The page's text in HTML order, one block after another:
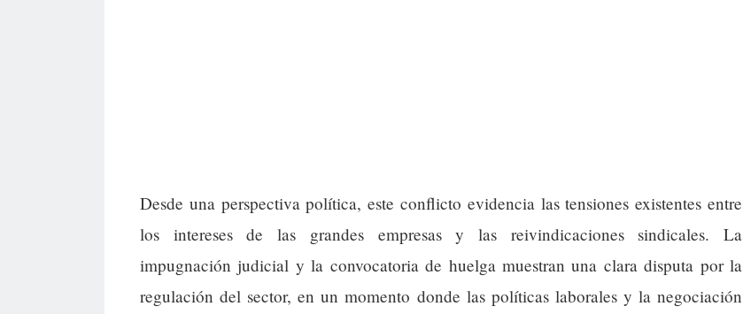
Desde una perspectiva política, este conflicto evidencia las tensiones existentes entre
los intereses de las grandes empresas y las reivindicaciones sindicales. La
impugnación judicial y la convocatoria de huelga muestran una clara disputa por la
regulación del sector, en un momento donde las políticas laborales y la negociación